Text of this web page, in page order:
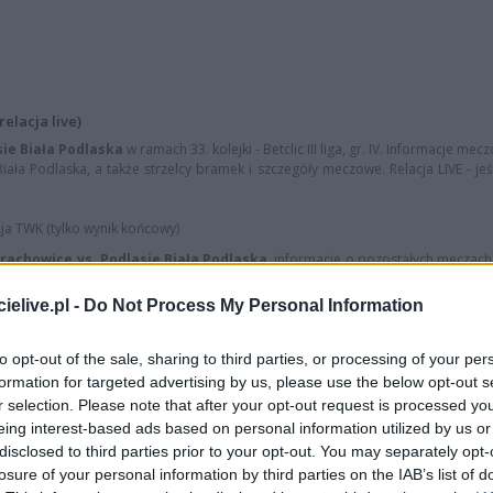
- Do Not Process My Personal Information
opt-out of the sale, sharing to third parties, or processing of your
for targeted advertising by us, please use the below opt-out
selection. Please note that after your opt-out request is processed
interest-based ads based on personal information utilized by us
to third parties prior to your opt-out. You may separately
of your personal information by third parties on the IAB’s list of
live)
Biała Podlaska w ramach 33. kolejki - Betclic III liga, gr. IV. Informacje
Podlaska, a także strzelcy bramek i szczegóły meczowe. Relacja LIVE -
TWK (tylko wynik końcowy)
vs. Podlasie Biała Podlaska, informacje o pozostałych
stronęwyniki na żywo (Ekstraklasa, 1 liga, 2 liga oraz 3 i 4 liga)
Podlaska transmisja na żywo. Gdzie oglądać?
Star Starachowice - Podlasie Biała Podlaska, który zostanie rozegrany